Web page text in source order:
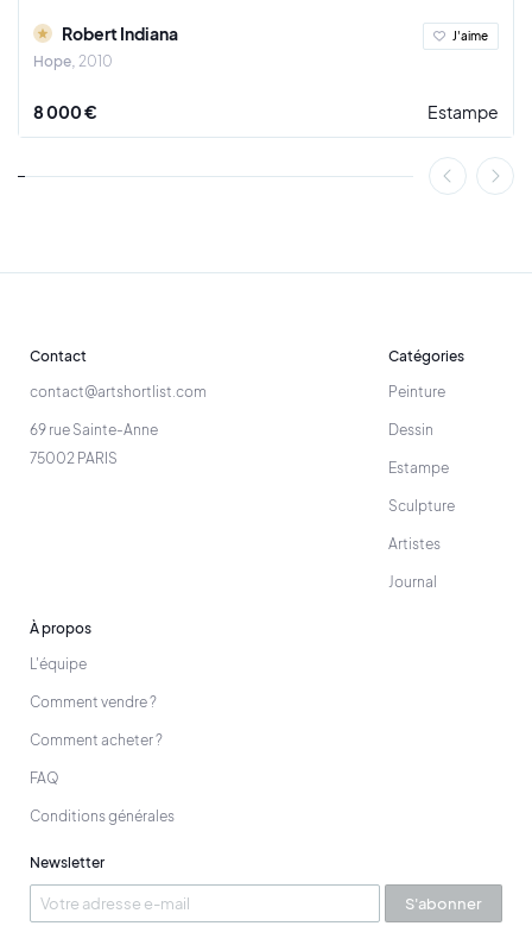
Robert Indiana
Hope 2010
J'aime
8 000 € Estampe
Contact
contact@artshortlist.com
69 rue Sainte-Anne
75002 PARIS
Catégories
Peinture
Dessin
Estampe
Sculpture
Artistes
Journal
À propos
L'équipe
Comment vendre ?
Comment acheter ?
FAQ
Conditions générales
Newsletter
S'abonner